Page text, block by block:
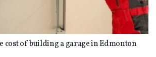
cost of building a garage in Edmonton